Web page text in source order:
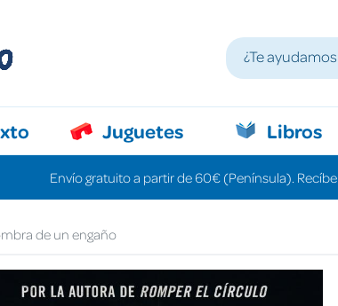
Juguetes Libros
Envío gratuito a partir de 60€ (Península).
de un engaño